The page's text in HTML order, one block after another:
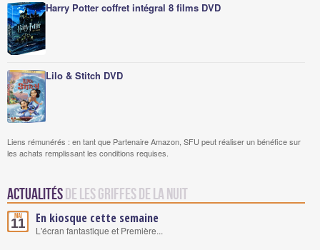
Harry Potter coffret intégral 8 films DVD
Lilo & Stitch DVD
Liens rémunérés : en tant que Partenaire Amazon, SFU peut réaliser un bénéfice sur
les achats remplissant les conditions requises.
Actualitésde Les griffes de la nuit
Mai
11 En kiosque cette semaine
L'écran fantastique et Première...